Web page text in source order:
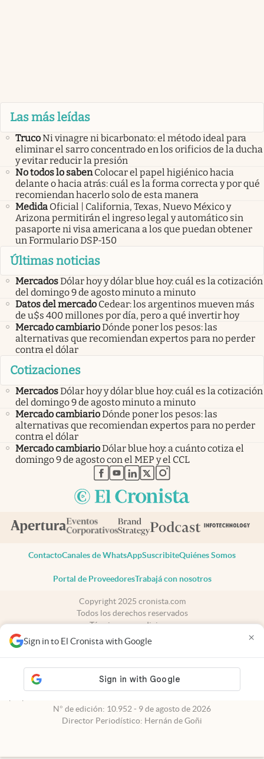
Sign in to El Cronista with Google ×
Las más leídas
TrucoNi vinagre ni bicarbonato: el método ideal para
eliminar el sarro concentrado en los orificios de la ducha
y evitar reducir la presión
No todos lo saben Colocar el papel higiénico hacia
delante o hacia atrás: cuál es la forma correcta y por qué
recomiendan hacerlo solo de esta manera
Medida Oficial | California, Texas, Nuevo México y
Arizona permitirán el ingreso legal y automático sin
pasaporte ni visa americana a los que puedan obtener
un Formulario DSP-150
Últimas noticias
MercadosDólar hoy y dólar blue hoy: cuál es la cotización
del domingo 9 de agosto minuto a minuto
Datos del mercado Cedear: los argentinos mueven más
de u$s 400 millones por día, pero a qué invertir hoy
Mercado cambiarioDónde poner los pesos: las
alternativas que recomiendan expertos para no perder
contra el dólar
Cotizaciones
MercadosDólar hoy y dólar blue hoy: cuál es la cotización
del domingo 9 de agosto minuto a minuto
Mercado cambiarioDónde poner los pesos: las
alternativas que recomiendan expertos para no perder
contra el dólar
Mercado cambiarioDólar blue hoy: a cuánto cotiza el
domingo 9 de agosto con el MEP y el CCL
abre en nueva pestaña
abre en nueva pestaña
abre en nueva pestaña
abre en nueva pestaña
abre en nueva pestaña
ContactoCanales de WhatsAppSuscribiteQuiénes Somos
Portal de ProveedoresTrabajá con nosotros
Copyright 2025 cronista.com
Todos los derechos reservados
Términos y condiciones
Privacidad
Consentimiento
cronista.com
es propiedad de El Cronista Comercial S.A Registro de
N° de edición: 10.952 - 9 de agosto de 2026
Director Periodístico: Hernán de Goñi